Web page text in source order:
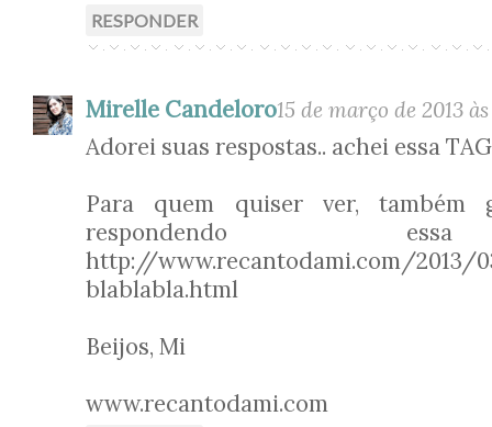
RESPONDER
Mirelle Candeloro15 de março de 2013
Adorei suas respostas.. achei essa
Para quem quiser ver, também
respondendo
http://www.recantodami.com/2013/
blablabla.html
Beijos, Mi
www.recantodami.com